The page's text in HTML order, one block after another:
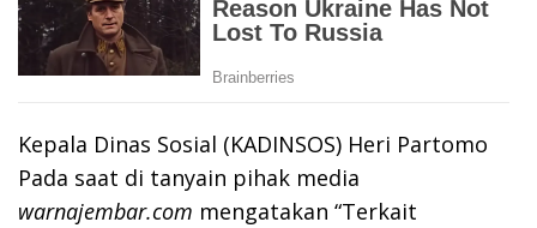
Kepala Dinas Sosial (KADINSOS) Heri Partomo
Pada saat di tanyain pihak media
warnajembar.com mengatakan “Terkait